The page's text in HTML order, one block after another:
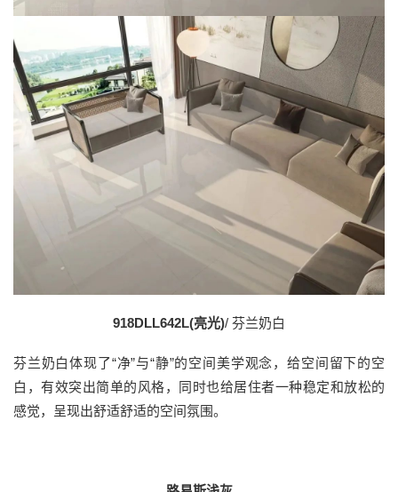
918DLL642L(亮光)/ 芬兰奶白
芬兰奶白体现了“净”与“静”的空间美学观念，给空间留下的空
白，有效突出简单的风格，同时也给居住者一种稳定和放松的
感觉，呈现出舒适舒适的空间氛围。